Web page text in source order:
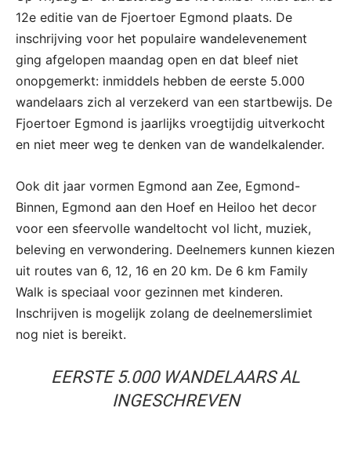
12e editie van de Fjoertoer Egmond plaats. De
inschrijving voor het populaire wandelevenement
ging afgelopen maandag open en dat bleef niet
onopgemerkt: inmiddels hebben de eerste 5.000
wandelaars zich al verzekerd van een startbewijs. De
Fjoertoer Egmond is jaarlijks vroegtijdig uitverkocht
en niet meer weg te denken van de wandelkalender.
Ook dit jaar vormen Egmond aan Zee, Egmond-
Binnen, Egmond aan den Hoef en Heiloo het decor
voor een sfeervolle wandeltocht vol licht, muziek,
beleving en verwondering. Deelnemers kunnen kiezen
uit routes van 6, 12, 16 en 20 km. De 6 km Family
Walk is speciaal voor gezinnen met kinderen.
Inschrijven is mogelijk zolang de deelnemerslimiet
nog niet is bereikt.
EERSTE 5.000 WANDELAARS AL
INGESCHREVEN